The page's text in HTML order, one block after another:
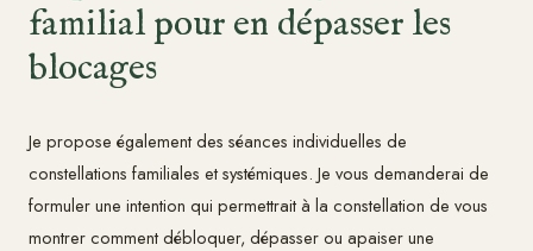
familial pour en dépasser les
blocages
Je propose également des séances individuelles de
constellations familiales et systémiques. Je vous demanderai de
formuler une intention qui permettrait à la constellation de vous
montrer comment débloquer, dépasser ou apaiser une